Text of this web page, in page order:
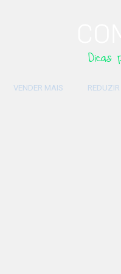
Dicas
VENDER MAIS